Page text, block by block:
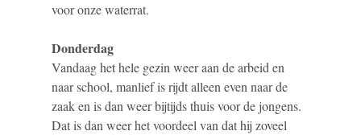
voor onze waterrat.
Donderdag
Vandaag het hele gezin weer aan de arbeid en
naar school, manlief is rijdt alleen even naar de
zaak en is dan weer bijtijds thuis voor de jongens.
Dat is dan weer het voordeel van dat hij zoveel